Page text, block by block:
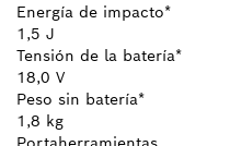
Energía de impacto*
1,5 J
Tensión de la batería*
18,0 V
Peso sin batería*
1,8 kg